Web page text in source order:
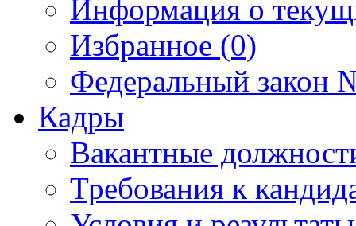
Информация о
Избранное (0)
Федеральный закон
Кадры
Вакантные
Требования к